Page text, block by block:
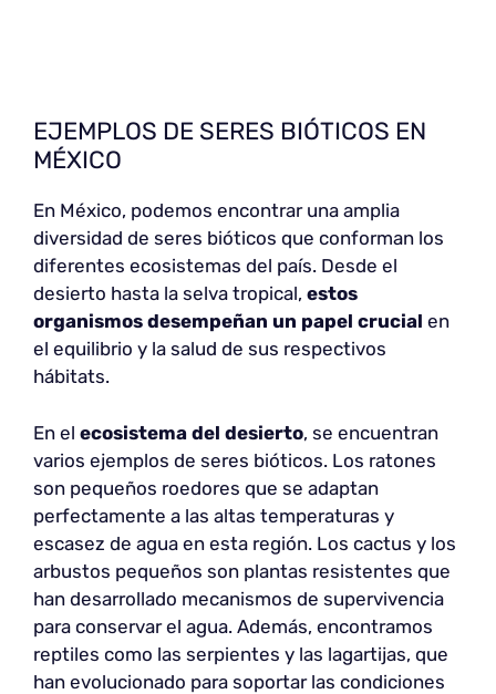
EJEMPLOS DE SERES BIÓTICOS EN
MÉXICO
En México, podemos encontrar una amplia
diversidad de seres bióticos que conforman los
diferentes ecosistemas del país. Desde el
desierto hasta la selva tropical, estos
organismos desempeñan un papel crucial en
el equilibrio y la salud de sus respectivos
hábitats.
En el ecosistema del desierto, se encuentran
varios ejemplos de seres bióticos. Los ratones
son pequeños roedores que se adaptan
perfectamente a las altas temperaturas y
escasez de agua en esta región. Los cactus y los
arbustos pequeños son plantas resistentes que
han desarrollado mecanismos de supervivencia
para conservar el agua. Además, encontramos
reptiles como las serpientes y las lagartijas, que
han evolucionado para soportar las condiciones